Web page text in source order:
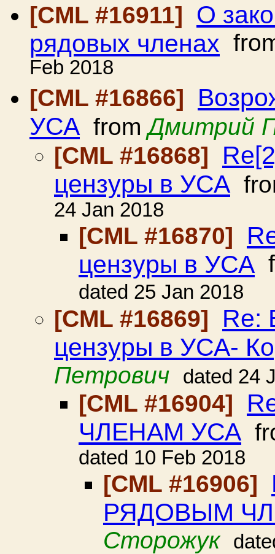
[CML #16911] О
рядовых членах
Feb 2018
[CML #16866]
УСА fromДмитрий
[CML #16868]
цензуры в УСА
24 Jan 2018
[CML #16870]
цензуры в УСА
dated 25 Jan 2018
[CML #16869]
Re:
цензуры в УСА-
Петрович dated 24
[CML #16904]
ЧЛЕНАМ УСА
dated 10 Feb 2018
[CML #16906]
РЯДОВЫМ
Сторожук